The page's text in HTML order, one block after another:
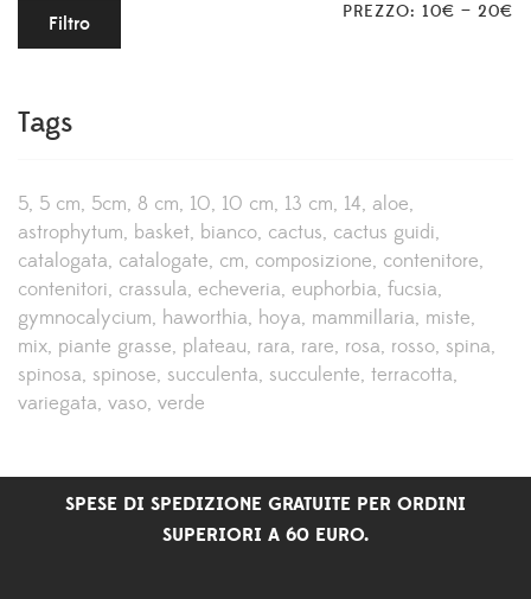
Filtro PREZZO: 10€ — 20€
Tags
5 5 cm 5cm 8 cm 10 10 cm 13 cm 14 aloe
astrophytum basket bianco cactus cactus guidi
catalogata catalogate cm composizione contenitore
contenitori crassula echeveria euphorbia fucsia
gymnocalycium haworthia hoya mammillaria miste
mix piante grasse plateau rara rare rosa rosso spina
spinosa spinose succulenta succulente terracotta
variegata vaso verde
SPESE DI SPEDIZIONE GRATUITE PER ORDINI
SUPERIORI A 60 EURO.